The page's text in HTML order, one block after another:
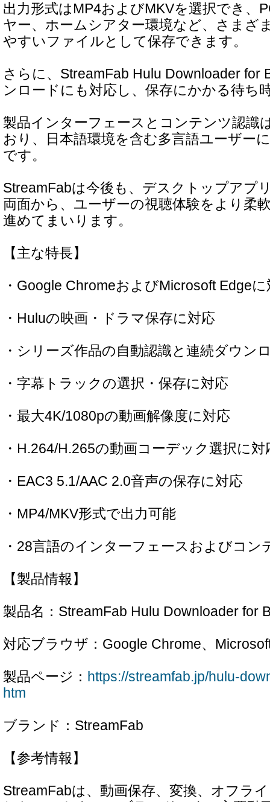
出力形式はMP4およびMKVを選択でき、
ヤー、ホームシアター環境など、さまざ
やすいファイルとして保存できます。
さらに、StreamFab Hulu Downloader for
ンロードにも対応し、保存にかかる待ち
製品インターフェースとコンテンツ認識
おり、日本語環境を含む多言語ユーザー
です。
StreamFabは今後も、デスクトップアプ
両面から、ユーザーの視聴体験をより柔
進めてまいります。
【主な特長】
・Google ChromeおよびMicrosoft Edgeに
・Huluの映画・ドラマ保存に対応
・シリーズ作品の自動認識と連続ダウン
・字幕トラックの選択・保存に対応
・最大4K/1080pの動画解像度に対応
・H.264/H.265の動画コーデック選択に対
・EAC3 5.1/AAC 2.0音声の保存に対応
・MP4/MKV形式で出力可能
・28言語のインターフェースおよびコン
【製品情報】
製品名：StreamFab Hulu Downloader for
対応ブラウザ：Google Chrome、
製品ページ： https://streamfab.jp/hulu-
htm
ブランド：StreamFab
【参考情報】
StreamFabは、動画保存、変換、オフラ